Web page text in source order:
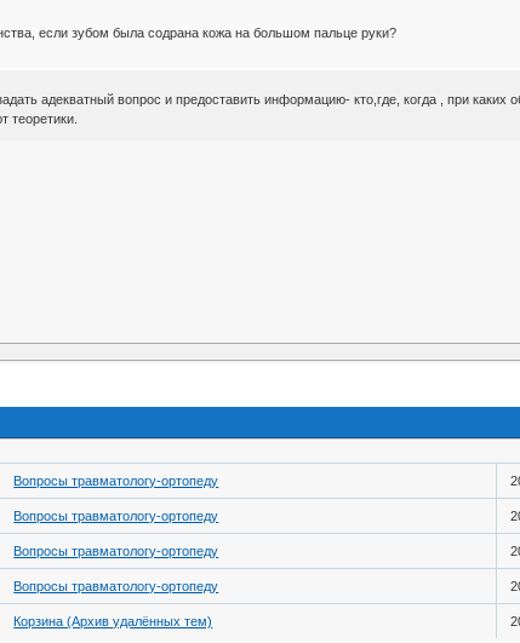
если зубом была содрана кожа на большом пальце руки?
адекватный вопрос и предоставить информацию- кто,где, когда , при каких
теоретики.
Вопросы травматологу-ортопеду
Вопросы травматологу-ортопеду
Вопросы травматологу-ортопеду
Вопросы травматологу-ортопеду
Корзина (Архив удалённых тем)